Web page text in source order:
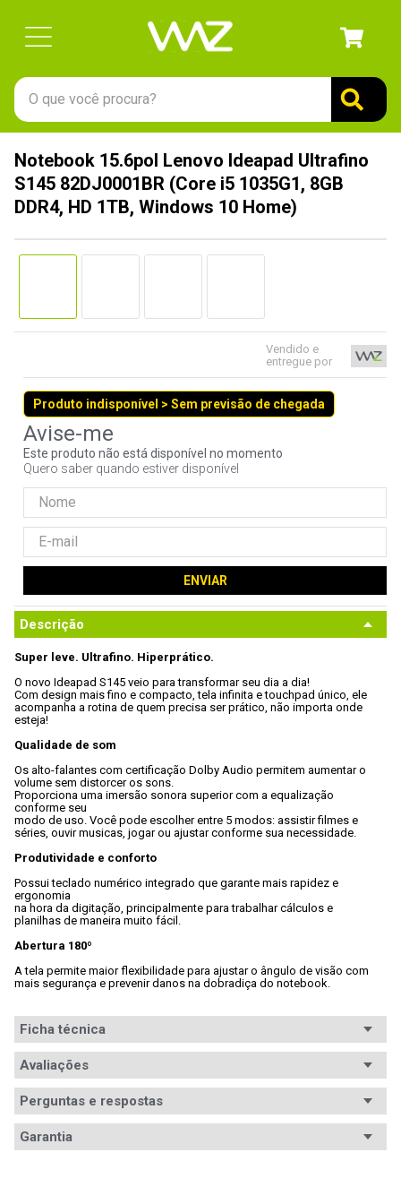
O que você procura?
Notebook 15.6pol Lenovo Ideapad Ultrafino
S145 82DJ0001BR (Core i5 1035G1, 8GB
DDR4, HD 1TB, Windows 10 Home)
Vendido e
entregue por
Produto indisponível > Sem previsão de chegada
Este produto não está disponível no momento
Quero saber quando estiver disponível
ENVIAR
Descrição
Super leve. Ultrafino. Hiperprático.
O novo Ideapad S145 veio para transformar seu dia a dia!
Com design mais fino e compacto, tela infinita e touchpad único, ele
acompanha a rotina de quem precisa ser prático, não importa onde
esteja!
Qualidade de som
Os alto-falantes com certificação Dolby Audio permitem aumentar o
volume sem distorcer os sons.
Proporciona uma imersão sonora superior com a equalização
conforme seu
modo de uso. Você pode escolher entre 5 modos: assistir filmes e
séries, ouvir musicas, jogar ou ajustar conforme sua necessidade.
Produtividade e conforto
Possui teclado numérico integrado que garante mais rapidez e
ergonomia
na hora da digitação, principalmente para trabalhar cálculos e
planilhas de maneira muito fácil.
Abertura 180º
A tela permite maior flexibilidade para ajustar o ângulo de visão com
mais segurança e prevenir danos na dobradiça do notebook.
Ficha técnica
Processador
Modelo
processador
Core i5-1035G1
Memória RAM 8GB DDR4
Avaliações
Avaliações
Perguntas e respostas
Garantia
1º
gabinete
2º
keychron
8º
controle
9º
noctua
10º fractal